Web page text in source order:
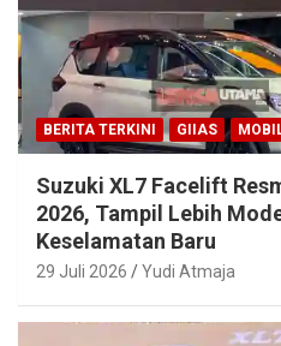
BERITA TERKINI GIIAS
Suzuki XL7 Facelift
2026, Tampil Lebih
Keselamatan Baru
29 Juli 2026 Yudi Atmaja